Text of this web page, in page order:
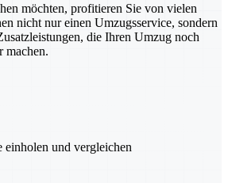
möchten, profitieren Sie von vielen
nicht nur einen Umzugsservice, sondern
die Ihren Umzug noch
machen.
und vergleichen